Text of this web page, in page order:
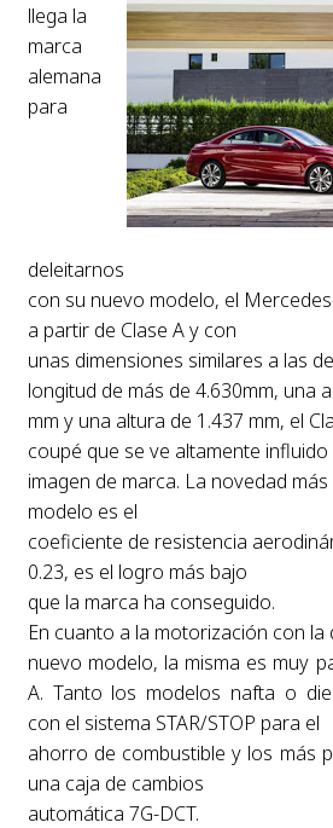
llega la
marca
alemana
para
deleitarnos
con su nuevo modelo, el
a partir de Clase A y con
unas dimensiones similares a las
longitud de más de 4.630mm, una
mm y una altura de 1.437 mm, el
coupé que se ve altamente
imagen de marca. La novedad
modelo es el
coeficiente de resistencia
0.23, es el logro más bajo
que la marca ha conseguido.
En cuanto a la motorización con la
nuevo modelo, la misma es muy
A. Tanto los modelos nafta o
con el sistema STAR/STOP para el
ahorro de combustible y los más
una caja de cambios
automática 7G-DCT.